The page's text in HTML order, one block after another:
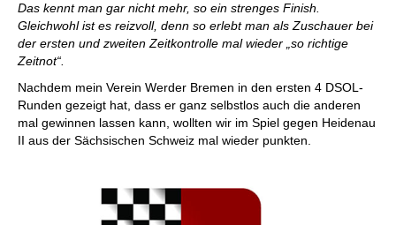
Das kennt man gar nicht mehr, so ein strenges Finish.
Gleichwohl ist es reizvoll, denn so erlebt man als Zuschauer bei
der ersten und zweiten Zeitkontrolle mal wieder „so richtige
Zeitnot“.
Nachdem mein Verein Werder Bremen in den ersten 4 DSOL-
Runden gezeigt hat, dass er ganz selbstlos auch die anderen
mal gewinnen lassen kann, wollten wir im Spiel gegen Heidenau
II aus der Sächsischen Schweiz mal wieder punkten.